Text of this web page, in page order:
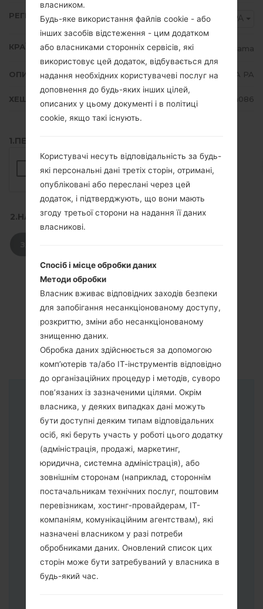
РЕГІОН TPA
КРАЇНА Panama
ОПИС TPA PA
ХЕШ f0bc9de13baa24984b8d6f43aec5a086
1.ПЕРЕВІРТИ НАЯВНІСТЬ RECAPTCHA
2.НАТИСНІТЬ, ЩОБ ЗАВАНТАЖИТИ
Інструкції
власником.
Будь-яке використання файлів cookie - або
інших засобів відстеження - цим додатком
або власниками сторонніх сервісів, які
використовує цей додаток, відбувається для
надання необхідних користувачеві послуг на
доповнення до будь-яких інших цілей,
описаних у цьому документі і в політиці
cookie, якщо такі існують.
Користувачі несуть відповідальність за будь-
які персональні дані третіх сторін, отримані,
опубліковані або переслані через цей
додаток, і підтверджують, що вони мають
згоду третьої сторони на надання її даних
власникові.
Спосіб і місце обробки даних
Методи обробки
Власник вживає відповідних заходів безпеки
для запобігання несанкціонованому доступу,
розкриттю, зміни або несанкціонованому
знищенню даних.
Обробка даних здійснюється за допомогою
комп’ютерів та/або ІТ-інструментів відповідно
до організаційних процедур і методів, суворо
пов’язаних із зазначеними цілями. Окрім
власника, у деяких випадках дані можуть
бути доступні деяким типам відповідальних
осіб, які беруть участь у роботі цього додатку
(адміністрація, продажі, маркетинг,
юридична, системна адміністрація), або
зовнішнім сторонам (наприклад, стороннім
постачальникам технічних послуг, поштовим
перевізникам, хостинг-провайдерам, ІТ-
компаніям, комунікаційним агентствам), які
назначені власником у разі потреби
обробниками даних. Оновлений список цих
сторін може бути затребуваний у власника в
будь-який час.